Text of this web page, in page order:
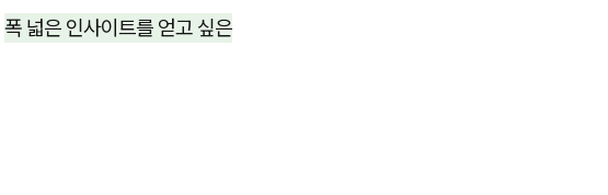
폭 넓은 인사이트를 얻고 싶은